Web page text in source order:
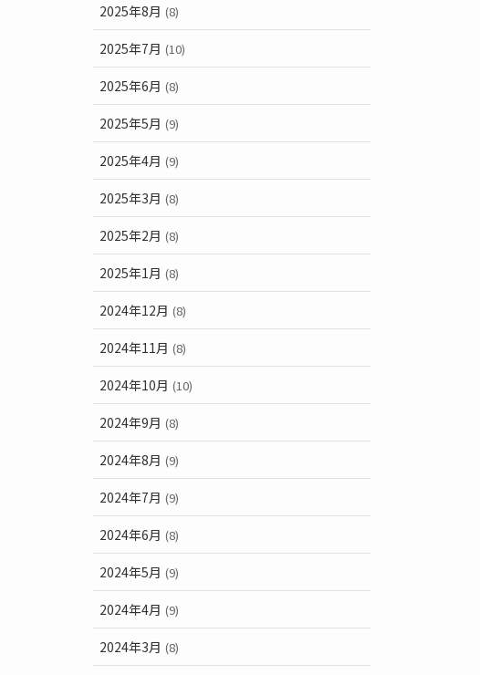
2025年8月 (8)
2025年7月 (10)
2025年6月 (8)
2025年5月 (9)
2025年4月 (9)
2025年3月 (8)
2025年2月 (8)
2025年1月 (8)
2024年12月 (8)
2024年11月 (8)
2024年10月 (10)
2024年9月 (8)
2024年8月 (9)
2024年7月 (9)
2024年6月 (8)
2024年5月 (9)
2024年4月 (9)
2024年3月 (8)